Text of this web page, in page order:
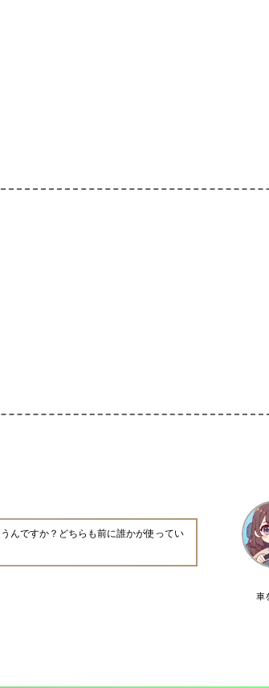
車
んですか？どちらも前に誰かが使ってい